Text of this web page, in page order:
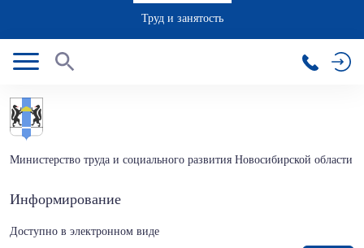
Труд и занятость
Министерство труда и социального развития Новосибирской области
Информирование
Доступно в электронном виде